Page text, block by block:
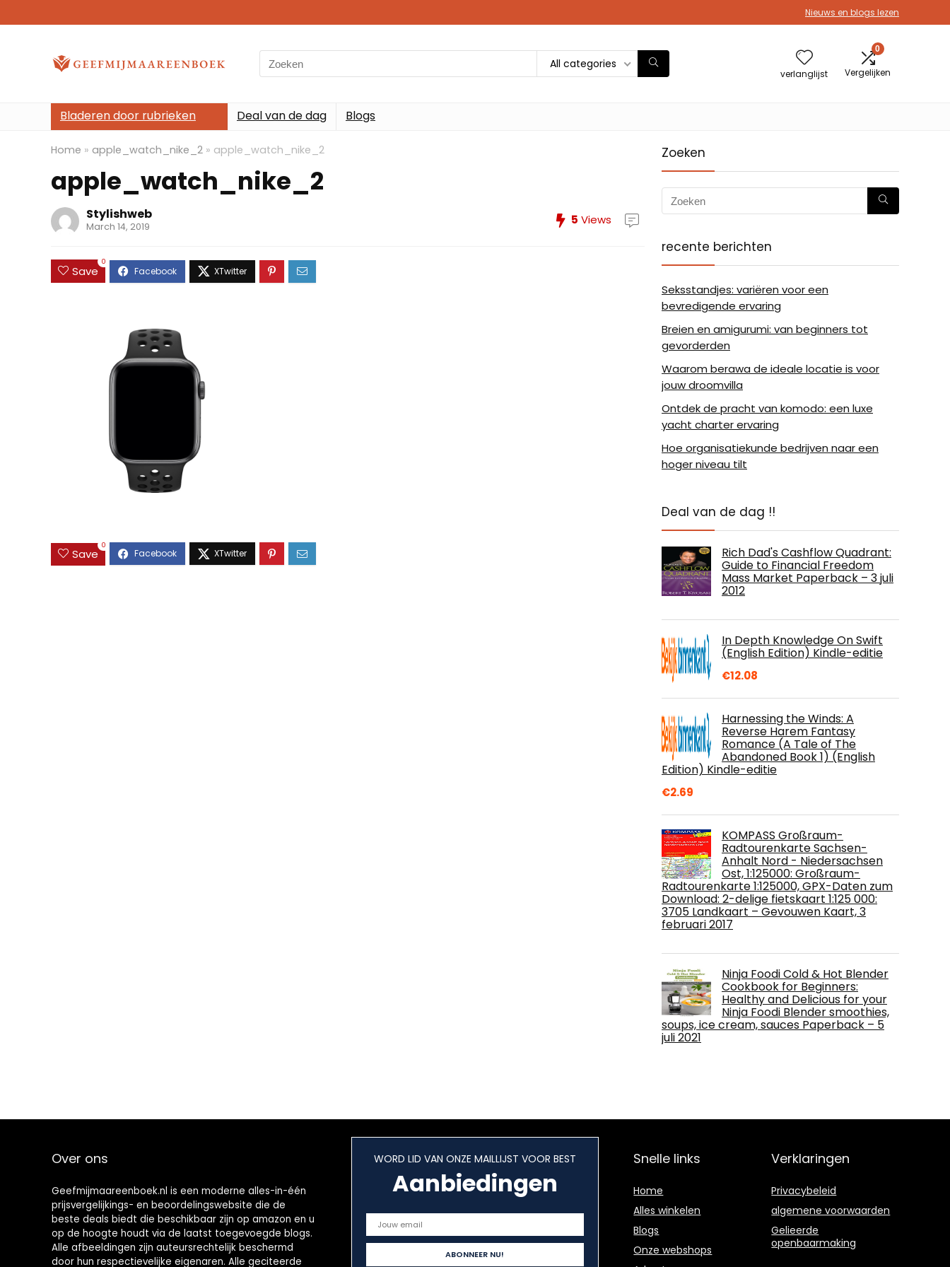
Nieuws en blogs lezen
Search
for:
All categories
verlanglijst
0
Vergelijken
Bladeren door rubrieken Deal van de dag Blogs
Home » apple_watch_nike_2 » apple_watch_nike_2
apple_watch_nike_2
Stylishweb
March 14, 2019 5 Views
Save
0
Save
0
Zoeken
recente berichten
Seksstandjes: variëren voor een
bevredigende ervaring
Breien en amigurumi: van beginners tot
gevorderden
Waarom berawa de ideale locatie is voor
jouw droomvilla
Ontdek de pracht van komodo: een luxe
yacht charter ervaring
Hoe organisatiekunde bedrijven naar een
hoger niveau tilt
Deal van de dag !!
Rich Dad's Cashflow Quadrant:
Guide to Financial Freedom
Mass Market Paperback – 3 juli
2012
In Depth Knowledge On Swift
(English Edition) Kindle-editie
€12.08
Harnessing the Winds: A
Reverse Harem Fantasy
Romance (A Tale of The
Abandoned Book 1) (English
Edition) Kindle-editie
€2.69
KOMPASS Großraum-
Radtourenkarte Sachsen-
Anhalt Nord - Niedersachsen
Ost, 1:125000: Großraum-
Radtourenkarte 1:125000, GPX-Daten zum
Download: 2-delige fietskaart 1:125 000:
3705 Landkaart – Gevouwen Kaart, 3
februari 2017
Ninja Foodi Cold & Hot Blender
Cookbook for Beginners:
Healthy and Delicious for your
Ninja Foodi Blender smoothies,
soups, ice cream, sauces Paperback – 5
juli 2021
Over ons
Geefmijmaareenboek.nl is een moderne alles-in-één
prijsvergelijkings- en beoordelingswebsite die de
beste deals biedt die beschikbaar zijn op amazon en u
op de hoogte houdt via de laatst toegevoegde blogs.
Alle afbeeldingen zijn auteursrechtelijk beschermd
door hun respectievelijke eigenaren. Alle geciteerde
WORD LID VAN ONZE MAILLIJST VOOR BEST
Aanbiedingen
Snelle links
Home
Alles winkelen
Blogs
Onze webshops
Verklaringen
Privacybeleid
algemene voorwaarden
Gelieerde
openbaarmaking